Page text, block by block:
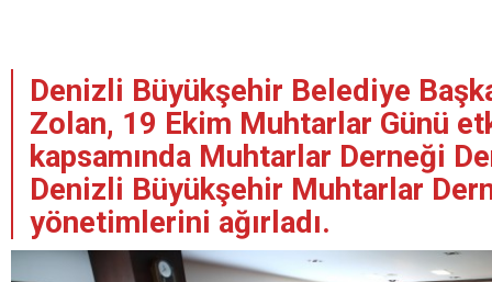
Denizli Büyükşehir Belediye
Zolan, 19 Ekim Muhtarlar Günü
kapsamında Muhtarlar Derneği
Denizli Büyükşehir Muhtarlar
yönetimlerini ağırladı.